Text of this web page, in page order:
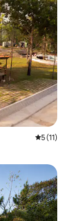
5 de uma
5 (11)